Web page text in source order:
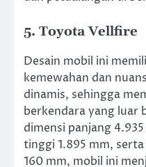
5. Toyota Vellfire
Desain mobil ini
kemewahan dan
dinamis, sehingga
berkendara yang luar
dimensi panjang
tinggi 1.895 mm, serta
160 mm, mobil ini